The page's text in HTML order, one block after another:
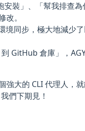
安裝」、「幫我排查為
。
境同步，極大地減少
GitHub 倉庫」，
大的 CLI 代理人，就
們下期見！